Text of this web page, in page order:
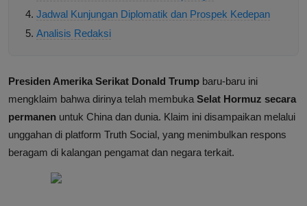
Jadwal Kunjungan Diplomatik dan Prospek Kedepan
Analisis Redaksi
Presiden Amerika Serikat Donald Trump baru-baru ini
mengklaim bahwa dirinya telah membuka Selat Hormuz secara
permanen untuk China dan dunia. Klaim ini disampaikan melalui
unggahan di platform Truth Social, yang menimbulkan respons
beragam di kalangan pengamat dan negara terkait.